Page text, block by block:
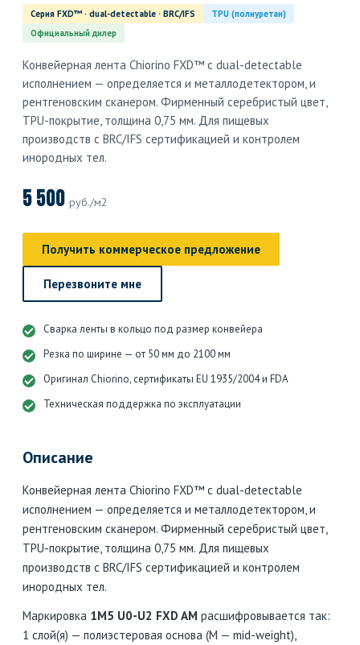
Серия FXD™ · dual-detectable · BRC/IFS
TPU (полиуретан)
Официальный дилер
Конвейерная лента Chiorino FXD™ с dual-detectable
исполнением — определяется и металлодетектором, и
рентгеновским сканером. Фирменный серебристый цвет,
TPU-покрытие, толщина 0,75 мм. Для пищевых
производств с BRC/IFS сертификацией и контролем
инородных тел.
5 500 руб./м2
Получить коммерческое предложение
Перезвоните мне
Сварка ленты в кольцо под размер конвейера
Резка по ширине — от 50 мм до 2100 мм
Оригинал Chiorino, сертификаты EU 1935/2004 и FDA
Техническая поддержка по эксплуатации
Описание
Конвейерная лента Chiorino FXD™ с dual-detectable
исполнением — определяется и металлодетектором, и
рентгеновским сканером. Фирменный серебристый цвет,
TPU-покрытие, толщина 0,75 мм. Для пищевых
производств с BRC/IFS сертификацией и контролем
инородных тел.
Маркировка 1M5 U0-U2 FXD AM расшифровывается так:
1 слой(я) — полиэстеровая основа (M — mid-weight),